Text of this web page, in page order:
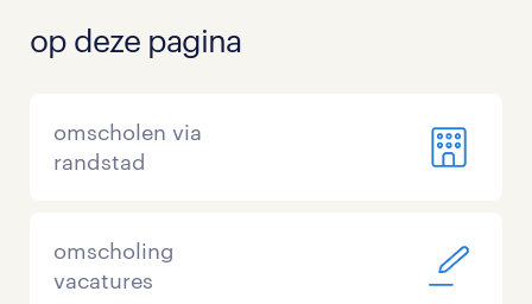
op deze pagina
omscholen via
randstad
omscholing
vacatures